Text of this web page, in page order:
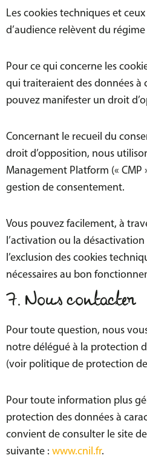
Les cookies techniques et
d’audience relèvent du régime
Pour ce qui concerne les
qui traiteraient des données à
pouvez manifester un droit
Concernant le recueil du
droit d’opposition, nous
Management Platform («
gestion de consentement.
Vous pouvez facilement, à
l’activation ou la désactivation
l’exclusion des cookies
nécessaires au bon
7. Nous contacter
Pour toute question, nous
notre délégué à la protection
(voir politique de protection
Pour toute information plus
protection des données à
convient de consulter le site de
suivante : www.cnil.fr.